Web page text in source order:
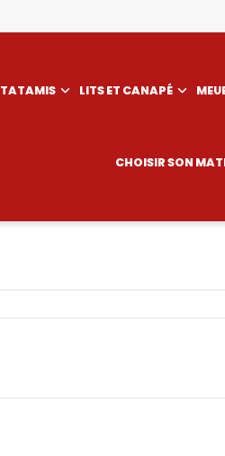
TATAMIS LITS ET CANAPÉ
CHOISIR SON